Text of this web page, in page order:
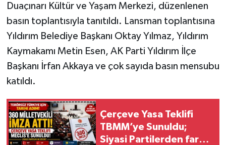
Duaçınarı Kültür ve Yaşam Merkezi, düzenlenen
basın toplantısıyla tanıtıldı. Lansman toplantısına
Yıldırım Belediye Başkanı Oktay Yılmaz, Yıldırım
Kaymakamı Metin Esen, AK Parti Yıldırım İlçe
Başkanı İrfan Akkaya ve çok sayıda basın mensubu
katıldı.
Çerçeve Yasa Teklifi
TBMM’ye Sunuldu;
Siyasi Partilerden farkı